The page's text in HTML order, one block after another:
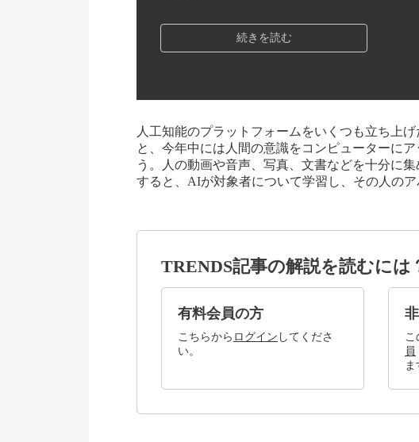
続きを読む
人工知能のプラットフォームをいくつも立ち上げ
と、今年中には人間の意識をコンピューターに
う。人の動画や音声、写真、文書などを十分に
すると、AIが対象者について学習し、その人の
TRENDS記事の解説を読むには
有料会員の方
こちらから ログイン してくださ
い。
こ
員
ま